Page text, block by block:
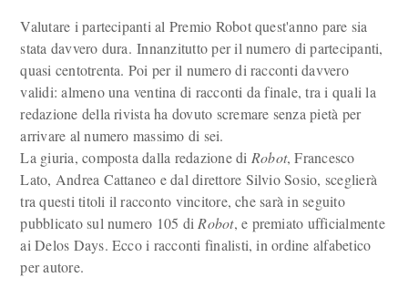
Valutare i partecipanti al Premio Robot quest'anno pare sia
stata davvero dura. Innanzitutto per il numero di partecipanti,
quasi centotrenta. Poi per il numero di racconti davvero
validi: almeno una ventina di racconti da finale, tra i quali la
redazione della rivista ha dovuto scremare senza pietà per
arrivare al numero massimo di sei.
La giuria, composta dalla redazione di Robot, Francesco
Lato, Andrea Cattaneo e dal direttore Silvio Sosio, sceglierà
tra questi titoli il racconto vincitore, che sarà in seguito
pubblicato sul numero 105 di Robot, e premiato ufficialmente
ai Delos Days. Ecco i racconti finalisti, in ordine alfabetico
per autore.